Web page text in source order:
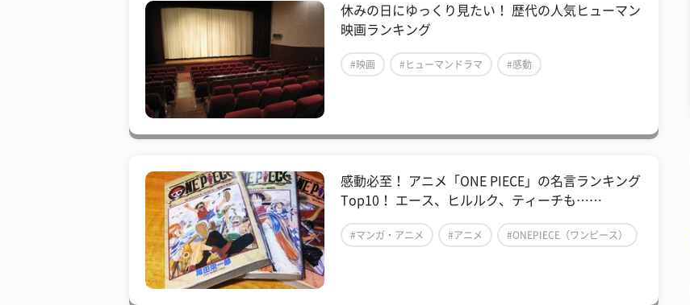
休みの日にゆっくり見たい！ 歴代の人気ヒューマン
映画ランキング
#映画 #ヒューマンドラマ #感動
感動必至！ アニメ「ONE PIECE」の名言ランキング
Top10！ エース、ヒルルク、ティーチも……
#マンガ・アニメ #アニメ #ONEPIECE（ワンピース）